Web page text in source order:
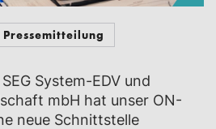
Pressemitteilung
System-EDV und
mbH hat unser ON-
neue Schnittstelle